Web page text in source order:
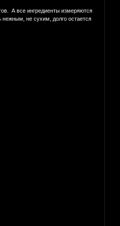
А все ингредиенты измеряются
нежным, не сухим, долго остается